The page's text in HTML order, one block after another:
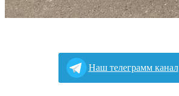
Наш телеграмм канал